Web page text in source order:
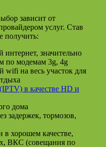
зависит от
услуг. Став
получить:
значительно
по модемам 3g, 4g
wifi на весь участок для
в качестве HD и
дома
задержек, тормозов,
в хорошем качестве,
ВКС (совещания по